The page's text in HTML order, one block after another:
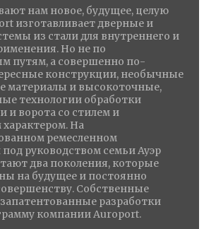
нам новое, будущее, целую
изготавливает дверные и
из стали для внутреннего и
Но не по
путям, а совершенно по-
конструкции, необычные
материалы и высокоточные,
технологии обработки
и ворота со стилем и
На
ремесленном
руководством семьи Ауэр
два поколения, которые
на будущее и постоянно
Собственные
разработки
компании Auroport.